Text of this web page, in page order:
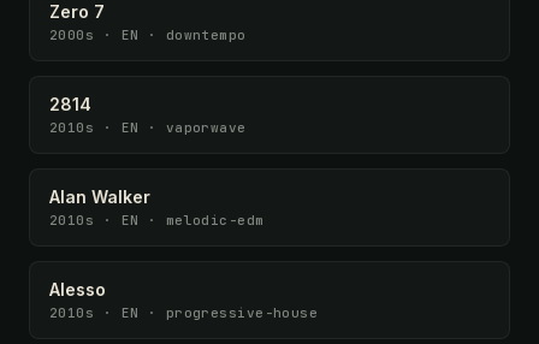
Zero 7
2000s · EN · downtempo
2814
2010s · EN · vaporwave
Alan Walker
2010s · EN · melodic-edm
Alesso
2010s · EN · progressive-house